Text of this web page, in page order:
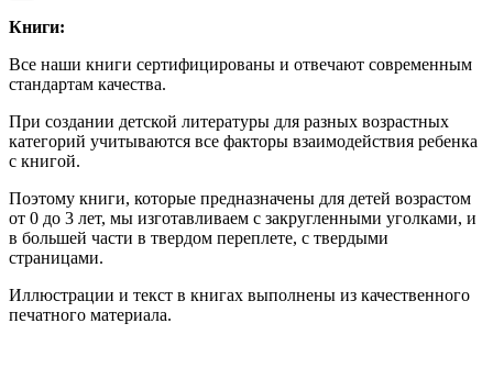
Книги:
Все наши книги сертифицированы и отвечают современным
стандартам качества.
При создании детской литературы для разных возрастных
категорий учитываются все факторы взаимодействия ребенка
с книгой.
Поэтому книги, которые предназначены для детей возрастом
от 0 до 3 лет, мы изготавливаем с закругленными уголками, и
в большей части в твердом переплете, с твердыми
страницами.
Иллюстрации и текст в книгах выполнены из качественного
печатного материала.